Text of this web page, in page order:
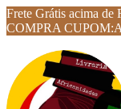
Frete Grátis acima
COMPRA